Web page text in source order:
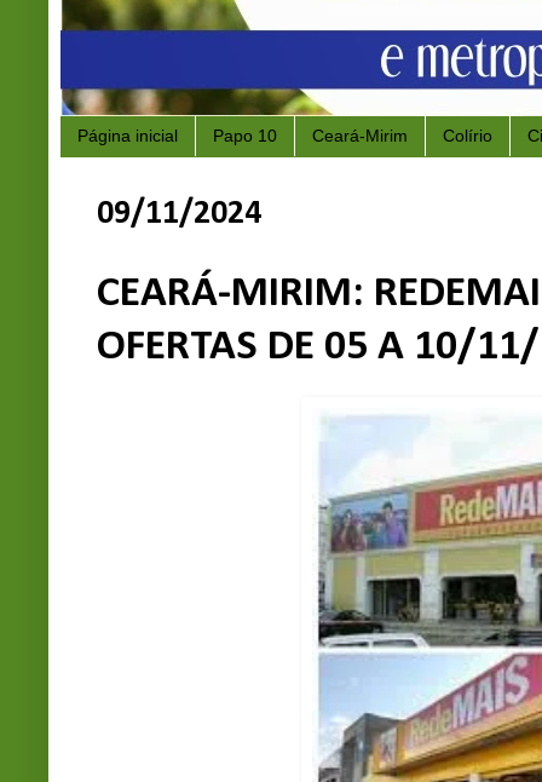
Página inicial Papo 10 Ceará-Mirim Colírio
09/11/2024
CEARÁ-MIRIM:
OFERTAS DE 05 A 10/